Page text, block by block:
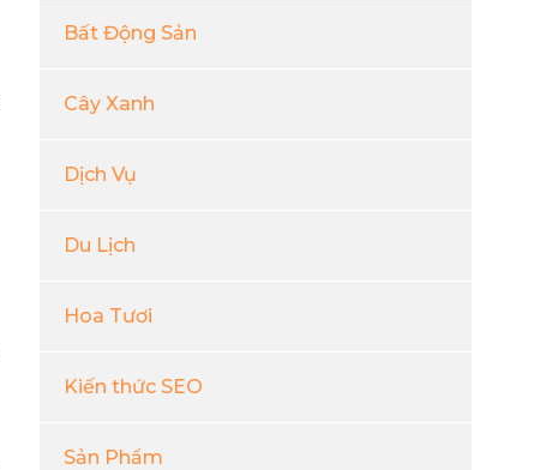
Bất Động Sản
Cây Xanh
Dịch Vụ
Du Lịch
Hoa Tươi
Kiến thức SEO
Sản Phẩm